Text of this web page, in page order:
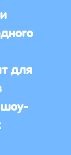
для